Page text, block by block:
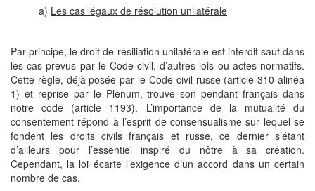
a) Les cas légaux de résolution unilatérale
Par principe, le droit de résiliation unilatérale est interdit sauf dans
les cas prévus par le Code civil, d’autres lois ou actes normatifs.
Cette règle, déjà posée par le Code civil russe (article 310 alinéa
1) et reprise par le Plenum, trouve son pendant français dans
notre code (article 1193). L’importance de la mutualité du
consentement répond à l’esprit de consensualisme sur lequel se
fondent les droits civils français et russe, ce dernier s’étant
d’ailleurs pour l’essentiel inspiré du nôtre à sa création.
Cependant, la loi écarte l’exigence d’un accord dans un certain
nombre de cas.